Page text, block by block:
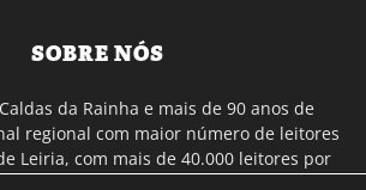
SOBRE NÓS
da Rainha e mais de 90 anos de
regional com maior número de leitores
Leiria, com mais de 40.000 leitores por